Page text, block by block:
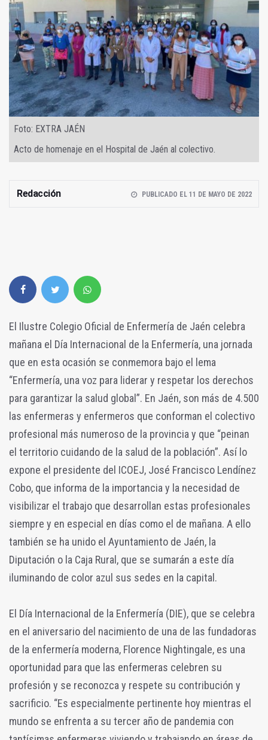
Foto: EXTRA JAÉN
Acto de homenaje en el Hospital de Jaén al colectivo.
Redacción PUBLICADO EL 11 DE MAYO DE 2022
El Ilustre Colegio Oficial de Enfermería de Jaén celebra
mañana el Día Internacional de la Enfermería, una jornada
que en esta ocasión se conmemora bajo el lema
“Enfermería, una voz para liderar y respetar los derechos
para garantizar la salud global”. En Jaén, son más de 4.500
las enfermeras y enfermeros que conforman el colectivo
profesional más numeroso de la provincia y que “peinan
el territorio cuidando de la salud de la población”. Así lo
expone el presidente del ICOEJ, José Francisco Lendínez
Cobo, que informa de la importancia y la necesidad de
visibilizar el trabajo que desarrollan estas profesionales
siempre y en especial en días como el de mañana. A ello
también se ha unido el Ayuntamiento de Jaén, la
Diputación o la Caja Rural, que se sumarán a este día
iluminando de color azul sus sedes en la capital.
El Día Internacional de la Enfermería (DIE), que se celebra
en el aniversario del nacimiento de una de las fundadoras
de la enfermería moderna, Florence Nightingale, es una
oportunidad para que las enfermeras celebren su
profesión y se reconozca y respete su contribución y
sacrificio. “Es especialmente pertinente hoy mientras el
mundo se enfrenta a su tercer año de pandemia con